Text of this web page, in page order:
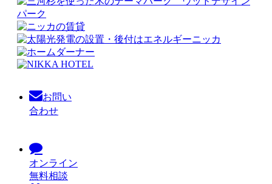
お問い
合わせ
オンライン
無料相談